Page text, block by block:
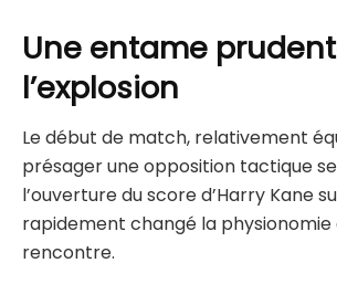
Une entame
l’explosion
Le début de match, relativement
présager une opposition tactique
l’ouverture du score d’Harry Kane
rapidement changé la physionomie
rencontre.